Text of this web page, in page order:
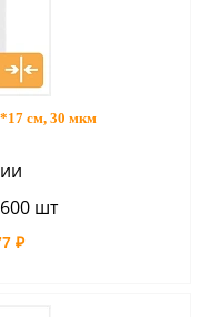
см, 30 мкм
шт
₽